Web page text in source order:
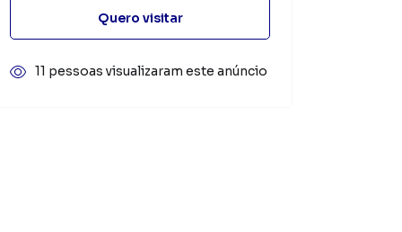
Quero visitar
11 pessoas visualizaram este anúncio